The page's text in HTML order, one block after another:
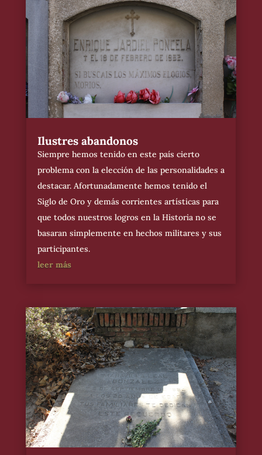
Ilustres abandonos
Siempre hemos tenido en este país cierto
problema con la elección de las personalidades a
destacar. Afortunadamente hemos tenido el
Siglo de Oro y demás corrientes artísticas para
que todos nuestros logros en la Historia no se
basaran simplemente en hechos militares y sus
participantes.
leer más